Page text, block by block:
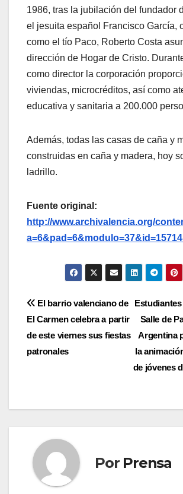
1986, tras la jubilación del fundador
el jesuita español Francisco García,
como el tío Paco, Roberto Costa
dirección de Hogar de Cristo.
como director la corporación
viviendas, microcréditos, así como
educativa y sanitaria a 200.000
Además, todas las casas de caña y
construidas en caña y madera, hoy
ladrillo.
Fuente original:
http://www.archivalencia.org/
Navegación
de
entradas
Salle de
Argentina
la
de jóvenes
El barrio valenciano de
El Carmen celebra a partir
de este viernes sus fiestas
patronales
Por Prensa